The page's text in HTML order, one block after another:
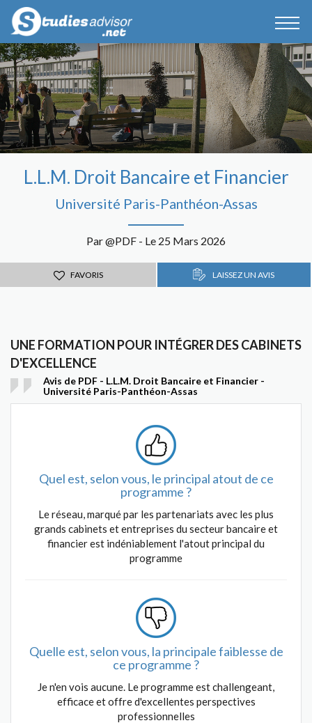
L.L.M. Droit Bancaire et Financier
Université Paris-Panthéon-Assas
Par @PDF - Le 25 Mars 2026
FAVORIS LAISSEZ UN AVIS
UNE FORMATION POUR INTÉGRER DES CABINETS
D'EXCELLENCE
Avis de PDF - L.L.M. Droit Bancaire et Financier -
Université Paris-Panthéon-Assas
Quel est, selon vous, le principal atout de ce
programme ?
Le réseau, marqué par les partenariats avec les plus
grands cabinets et entreprises du secteur bancaire et
financier est indéniablement l'atout principal du
programme
Quelle est, selon vous, la principale faiblesse de
ce programme ?
Je n'en vois aucune. Le programme est challengeant,
efficace et offre d'excellentes perspectives
professionnelles